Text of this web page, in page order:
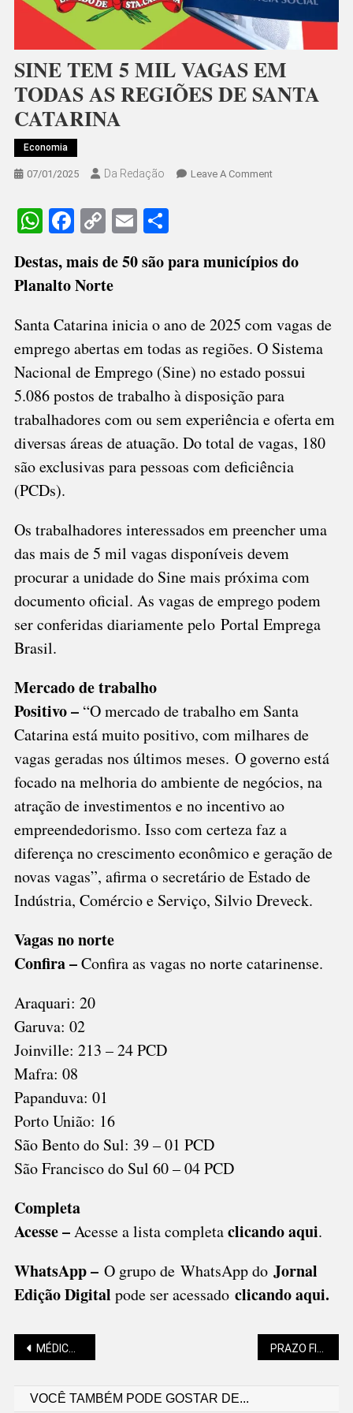
SINE TEM 5 MIL VAGAS EM
TODAS AS REGIÕES DE SANTA
CATARINA
Economia
07/01/2025 Da Redação Leave A CommentOn
VAGAS
REGIÕES
DE
SANTA
WhatsApp
Facebook
CopyEmailShare
Destas, mais de 50 são para municípios do
Planalto Norte
Santa Catarina inicia o ano de 2025 com vagas de
emprego abertas em todas as regiões. O Sistema
Nacional de Emprego (Sine) no estado possui
5.086 postos de trabalho à disposição para
trabalhadores com ou sem experiência e oferta em
diversas áreas de atuação. Do total de vagas, 180
são exclusivas para pessoas com deficiência
(PCDs).
Os trabalhadores interessados em preencher uma
das mais de 5 mil vagas disponíveis devem
procurar a unidade do Sine mais próxima com
documento oficial. As vagas de emprego podem
ser conferidas diariamente pelo Portal Emprega
Brasil.
Mercado de trabalho
Positivo – “O mercado de trabalho em Santa
Catarina está muito positivo, com milhares de
vagas geradas nos últimos meses. O governo está
focado na melhoria do ambiente de negócios, na
atração de investimentos e no incentivo ao
empreendedorismo. Isso com certeza faz a
diferença no crescimento econômico e geração de
novas vagas”, afirma o secretário de Estado de
Indústria, Comércio e Serviço, Silvio Dreveck.
Vagas no norte
Confira –Confira as vagas no norte catarinense.
Araquari: 20
Garuva: 02
Joinville: 213 – 24 PCD
Mafra: 08
Papanduva: 01
Porto União: 16
São Bento do Sul: 39 – 01 PCD
São Francisco do Sul 60 – 04 PCD
Completa
Acesse –Acesse a lista completaclicando aqui.
WhatsApp – O grupo de WhatsApp doJornal
Edição Digital pode ser acessado clicando aqui.
Navegação
MÉDICOS E DENTISTAS CAPACITADOS PARA PRESCREVER CHÁS MEDICINAIS EM SÃO BENTO DO SUL
VOCÊ TAMBÉM PODE GOSTAR DE...